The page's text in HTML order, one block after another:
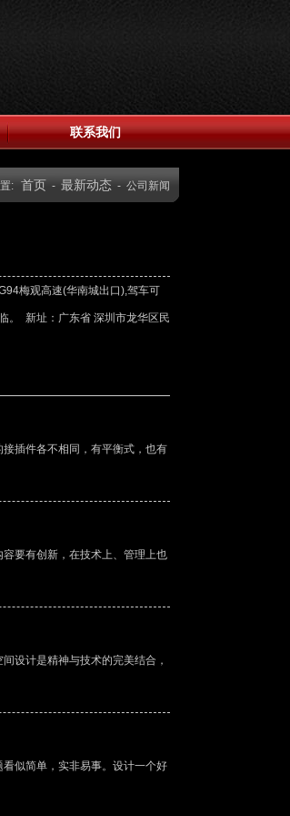
联系我们
: 首页 - 最新动态 - 公司新闻
梅观高速(华南城出口),驾车可
。 新址：广东省 深圳市龙华区民
插件各不相同，有平衡式，也有
要有创新，在技术上、管理上也
设计是精神与技术的完美结合，
似简单，实非易事。设计一个好